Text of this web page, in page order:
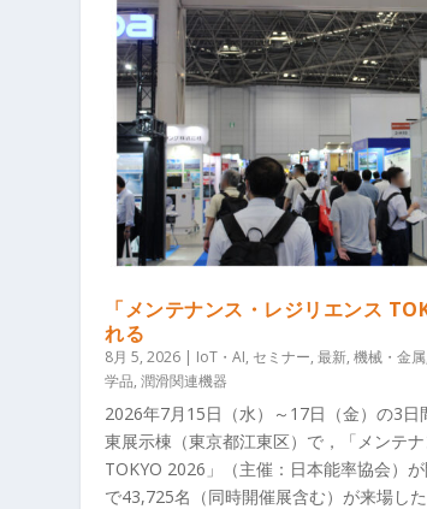
「メンテナンス・レジリエンス
れる
8月 5, 2026 | IoT・AI, セミナー,最新,機械・金属
学品,潤滑関連機器
2026年7月15日（水）～17日（金）の3日
東展示棟（東京都江東区）で，「メンテ
TOKYO 2026」（主催：日本能率協会）
で43,725名（同時開催展含む）が来場した